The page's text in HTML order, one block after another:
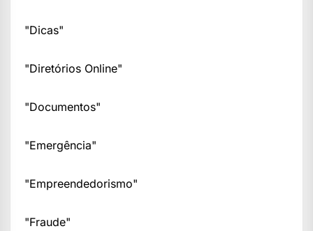
"Dicas"
"Diretórios Online"
"Documentos"
"Emergência"
"Empreendedorismo"
"Fraude"